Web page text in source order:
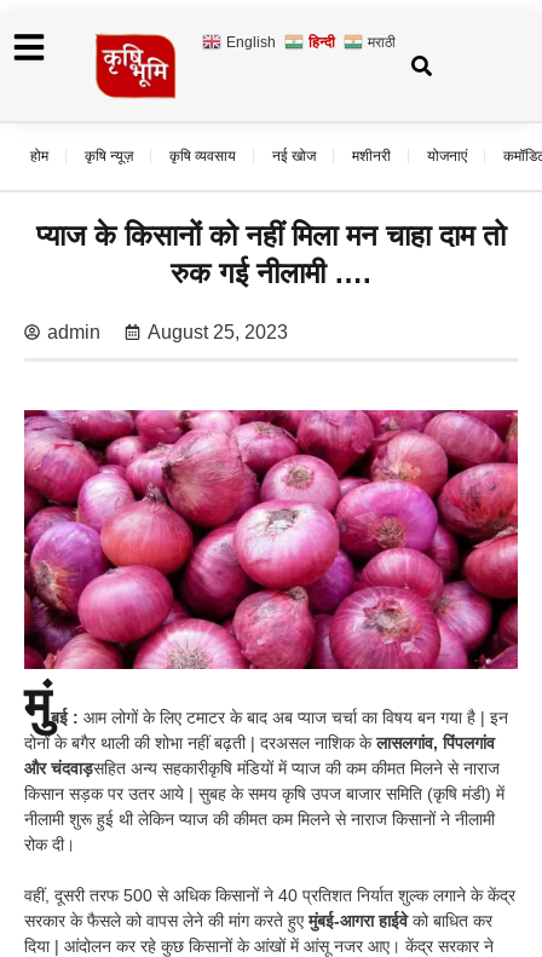
English हिन्दी मराठी
होम कृषि न्यूज़ कृषि व्यवसाय नई खोज मशीनरी योजनाएं
प्याज के किसानों को नहीं मिला मन चाहा दाम तो
रुक गई नीलामी ….
admin August 25, 2023
मुंबई : आम लोगों के लिए टमाटर के बाद अब प्याज चर्चा का विषय बन गया है | इन
दोनों के बगैर थाली की शोभा नहीं बढ़ती | दरअसल नाशिक केलासलगांव, पिंपलगांव
और चंदवाड़सहित अन्य सहकारीकृषि मंडियों में प्याज की कम कीमत मिलने से नाराज
किसान सड़क पर उतर आये | सुबह के समय कृषि उपज बाजार समिति (कृषि मंडी) में
नीलामी शुरू हुई थी लेकिन प्याज की कीमत कम मिलने से नाराज किसानों ने नीलामी
रोक दी।
वहीं, दूसरी तरफ 500 ​​से अधिक किसानों ने 40 प्रतिशत निर्यात शुल्क लगाने के केंद्र
सरकार के फैसले को वापस लेने की मांग करते हुएमुंबई-आगरा हाईवेको बाधित कर
दिया | आंदोलन कर रहे कुछ किसानों के आंखों में आंसू नजर आए। केंद्र सरकार ने